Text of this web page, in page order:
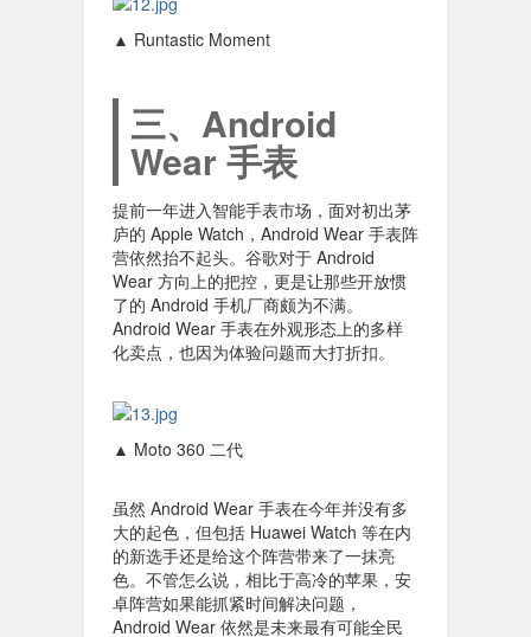
▲ Runtastic Moment
三、Android
Wear 手表
提前一年进入智能手表市场，面对初出茅
庐的 Apple Watch，Android Wear 手表阵
营依然抬不起头。谷歌对于 Android
Wear 方向上的把控，更是让那些开放惯
了的 Android 手机厂商颇为不满。
Android Wear 手表在外观形态上的多样
化卖点，也因为体验问题而大打折扣。
▲ Moto 360 二代
虽然 Android Wear 手表在今年并没有多
大的起色，但包括 Huawei Watch 等在内
的新选手还是给这个阵营带来了一抹亮
色。不管怎么说，相比于高冷的苹果，安
卓阵营如果能抓紧时间解决问题，
Android Wear 依然是未来最有可能全民